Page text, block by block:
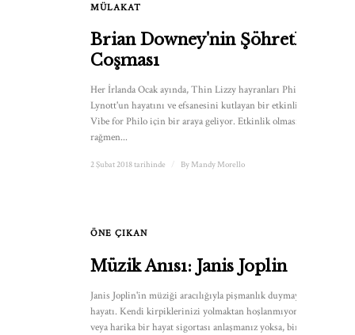
MÜLAKAT
Brian Downey'nin Şöhretle
Coşması
Her İrlanda Ocak ayında, Thin Lizzy hayranları Phil
Lynott'un hayatını ve efsanesini kutlayan bir etkinlik olan
Vibe for Philo için bir araya geliyor. Etkinlik olmasına
rağmen...
2 Şubat 2018 tarihinde By Mandy Morello
ÖNE ÇIKAN
Müzik Anısı: Janis Joplin
Janis Joplin'in müziği aracılığıyla pişmanlık duymayan
hayatı. Kendi kirpiklerinizi yolmaktan hoşlanmıyorsanız
veya harika bir hayat sigortası anlaşmanız yoksa, bir